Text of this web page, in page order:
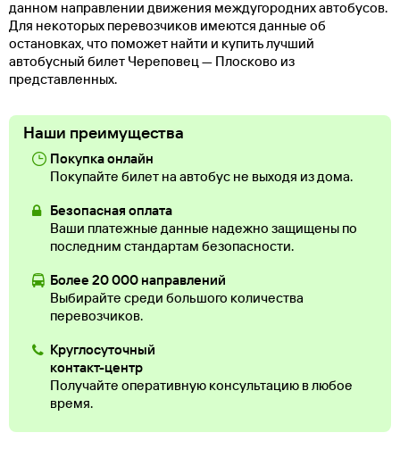
данном направлении движения междугородних автобусов.
Для некоторых перевозчиков имеются данные об
остановках, что поможет найти и купить лучший
автобусный билет Череповец — Плосково из
представленных.
Наши преимущества
Покупка онлайн
Покупайте билет на автобус не выходя из дома.
Безопасная оплата
Ваши платежные данные надежно защищены по
последним стандартам безопасности.
Более 20 000 направлений
Выбирайте среди большого количества
перевозчиков.
Круглосуточный
контакт-центр
Получайте оперативную консультацию в любое
время.